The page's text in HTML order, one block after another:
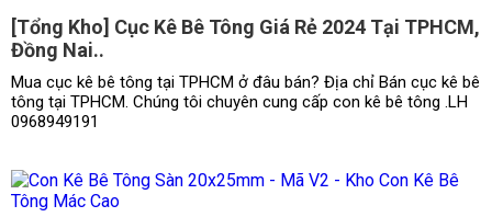
[Tổng Kho] Cục Kê Bê Tông Giá Rẻ 2024 Tại TPHCM,
Đồng Nai..
Mua cục kê bê tông tại TPHCM ở đâu bán? Địa chỉ Bán cục kê bê
tông tại TPHCM. Chúng tôi chuyên cung cấp con kê bê tông .LH
0968949191